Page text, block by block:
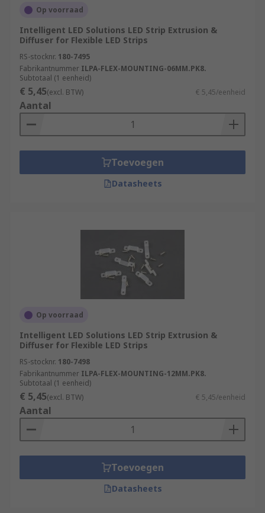
Op voorraad
Intelligent LED Solutions LED Strip Extrusion &
Diffuser for Flexible LED Strips
RS-stocknr. 180-7495
Fabrikantnummer ILPA-FLEX-MOUNTING-06MM.PK8.
Subtotaal (1 eenheid)
€ 5,45(excl. BTW) € 5,45/eenheid
Aantal
Toevoegen
Datasheets
Op voorraad
Intelligent LED Solutions LED Strip Extrusion &
Diffuser for Flexible LED Strips
RS-stocknr. 180-7498
Fabrikantnummer ILPA-FLEX-MOUNTING-12MM.PK8.
Subtotaal (1 eenheid)
€ 5,45(excl. BTW) € 5,45/eenheid
Aantal
Toevoegen
Datasheets